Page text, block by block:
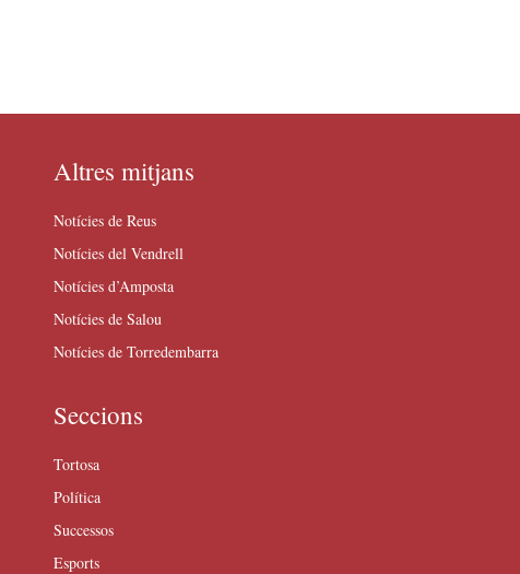
Altres mitjans
Notícies de Reus
Notícies del Vendrell
Notícies d’Amposta
Notícies de Salou
Notícies de Torredembarra
Seccions
Tortosa
Política
Successos
Esports